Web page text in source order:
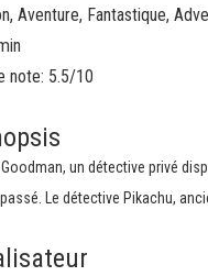
Aventure, Fantastique,
note: 5.5/10
Goodman, un détective privé
Le détective Pikachu,